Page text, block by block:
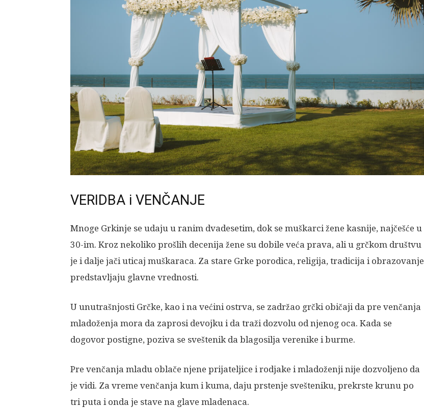
VERIDBA i VENČANJE
Mnoge Grkinje se udaju u ranim dvadesetim, dok se muškarci žene kasnije, najčešće u
30-im. Kroz nekoliko prošlih decenija žene su dobile veća prava, ali u grčkom društvu
je i dalje jači uticaj muškaraca. Za stare Grke porodica, religija, tradicija i obrazovanje
predstavljaju glavne vrednosti.
U unutrašnjosti Grčke, kao i na većini ostrva, se zadržao grčki običaji da pre venčanja
mladoženja mora da zaprosi devojku i da traži dozvolu od njenog oca. Kada se
dogovor postigne, poziva se sveštenik da blagosilja verenike i burme.
Pre venčanja mladu oblače njene prijateljice i rodjake i mladoženji nije dozvoljeno da
je vidi. Za vreme venčanja kum i kuma, daju prstenje svešteniku, prekrste krunu po
tri puta i onda je stave na glave mladenaca.